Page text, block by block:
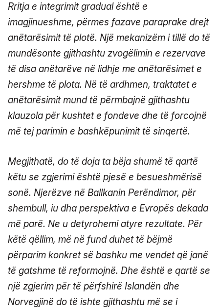
Rritja e integrimit gradual është e
imagjinueshme, përmes fazave paraprake drejt
anëtarësimit të plotë. Një mekanizëm i tillë do të
mundësonte gjithashtu zvogëlimin e rezervave
të disa anëtarëve në lidhje me anëtarësimet e
hershme të plota. Në të ardhmen, traktatet e
anëtarësimit mund të përmbajnë gjithashtu
klauzola për kushtet e fondeve dhe të forcojnë
më tej parimin e bashkëpunimit të sinqertë.
Megjithatë, do të doja ta bëja shumë të qartë
këtu se zgjerimi është pjesë e besueshmërisë
sonë. Njerëzve në Ballkanin Perëndimor, për
shembull, iu dha perspektiva e Evropës dekada
më parë. Ne u detyrohemi atyre rezultate. Për
këtë qëllim, më në fund duhet të bëjmë
përparim konkret së bashku me vendet që janë
të gatshme të reformojnë. Dhe është e qartë se
një zgjerim për të përfshirë Islandën dhe
Norvegjinë do të ishte gjithashtu më se i